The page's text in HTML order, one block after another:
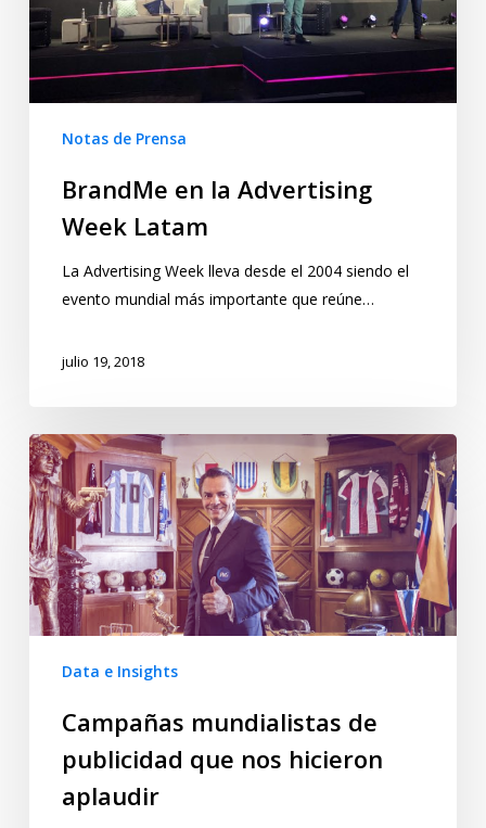
Notas de Prensa
BrandMe en la Advertising
Week Latam
La Advertising Week lleva desde el 2004 siendo el
evento mundial más importante que reúne…
julio 19, 2018
Data e Insights
Campañas mundialistas de
publicidad que nos hicieron
aplaudir